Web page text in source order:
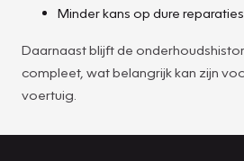
Minder kans op dure reparaties
Daarnaast blijft de
compleet, wat belangrijk kan zijn
voertuig.